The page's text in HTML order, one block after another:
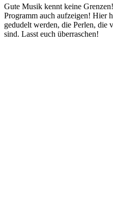
Gute Musik kennt keine
Programm auch aufzeigen! Hier
gedudelt werden, die Perlen, die
sind. Lasst euch überraschen!